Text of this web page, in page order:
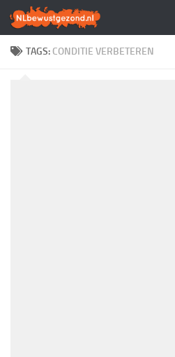
Doorgaan naar inhoud
TAGS: CONDITIE VERBETEREN